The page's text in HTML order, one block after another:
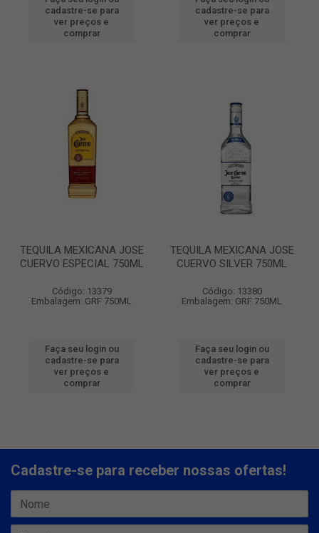
cadastre-se para
ver preços e
comprar
cadastre-se para
ver preços e
comprar
TEQUILA MEXICANA JOSE
CUERVO ESPECIAL 750ML
Código: 13379
Embalagem: GRF 750ML
Faça seu login ou
cadastre-se para
ver preços e
comprar
TEQUILA MEXICANA JOSE
CUERVO SILVER 750ML
Código: 13380
Embalagem: GRF 750ML
Faça seu login ou
cadastre-se para
ver preços e
comprar
Cadastre-se para receber nossas ofertas!